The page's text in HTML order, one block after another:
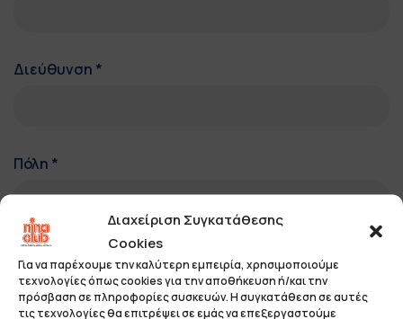
Διαχείριση Συγκατάθεσης
Cookies
Για να παρέχουμε την καλύτερη εμπειρία, χρησιμοποιούμε
τεχνολογίες όπως cookies για την αποθήκευση ή/και την
πρόσβαση σε πληροφορίες συσκευών. Η συγκατάθεση σε αυτές
τις τεχνολογίες θα επιτρέψει σε εμάς να επεξεργαστούμε
Διεύθυνση *
Πόλη *
Τ.Κ.*